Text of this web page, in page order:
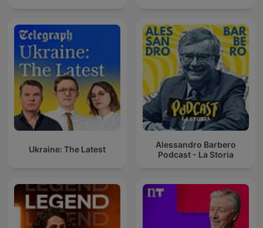
Ukraine: The Latest
Alessandro Barbero
Podcast - La Storia